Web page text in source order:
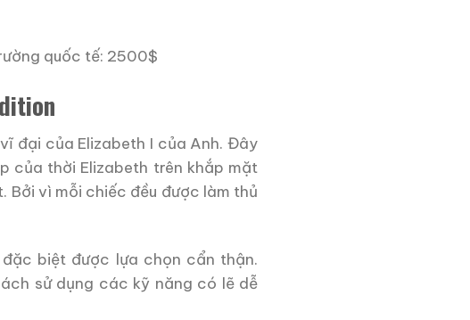
quốc tế: 2500$
đại của Elizabeth I của Anh. Đây
của thời Elizabeth trên khắp mặt
Bởi vì mỗi chiếc đều được làm thủ
biệt được lựa chọn cẩn thận.
sử dụng các kỹ năng có lẽ dễ